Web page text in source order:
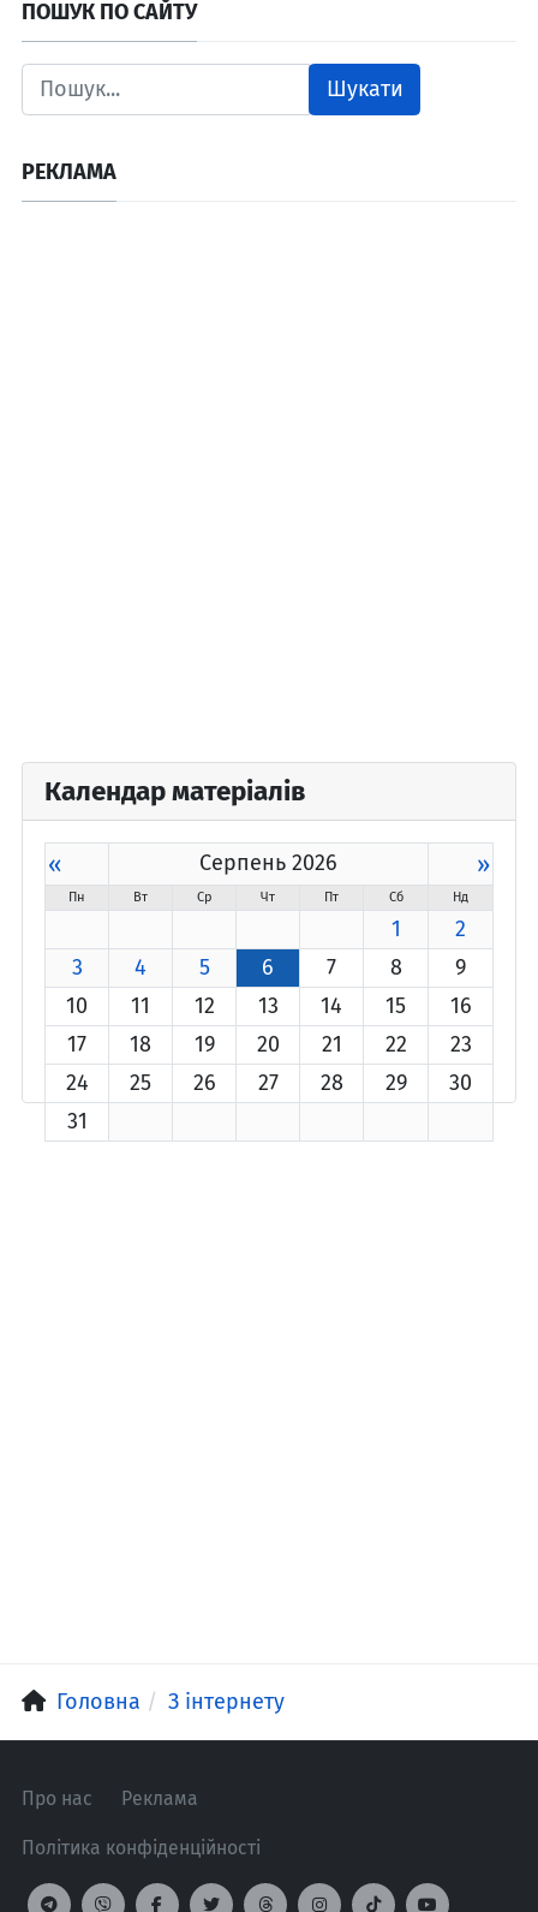
ПОШУК ПО САЙТУ
Шукати
РЕКЛАМА
Календар матеріалів
« Серпень 2026 »
Пн Вт Ср Чт Пт Сб Нд
1
2
3
4 5 6 7 8
9
10
11 12 13 14 15
16
17
18 19 20 21 22
23
24
25 26 27 28 29
30
31
Головна З інтернету
Про нас Реклама
Політика конфіденційності